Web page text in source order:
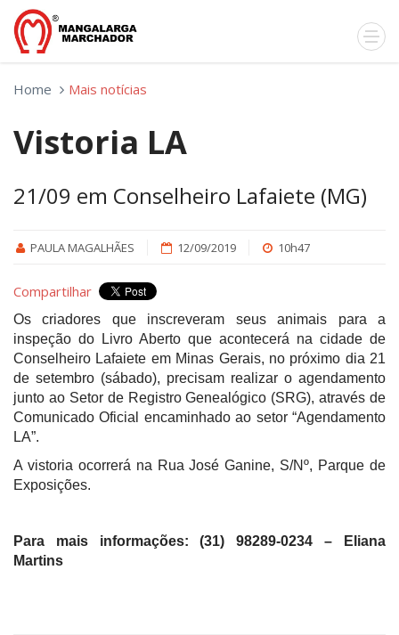
Home Mais notícias
Vistoria LA
21/09 em Conselheiro Lafaiete (MG)
PAULA MAGALHÃES 12/09/2019 10h47
Compartilhar
Os criadores que inscreveram seus animais para a
inspeção do Livro Aberto que acontecerá na cidade de
Conselheiro Lafaiete em Minas Gerais, no próximo dia 21
de setembro (sábado), precisam realizar o agendamento
junto ao Setor de Registro Genealógico (SRG), através de
Comunicado Oficial encaminhado ao setor “Agendamento
LA”.
A vistoria ocorrerá na Rua José Ganine, S/Nº, Parque de
Exposições.
Para mais informações: (31) 98289-0234 – Eliana
Martins